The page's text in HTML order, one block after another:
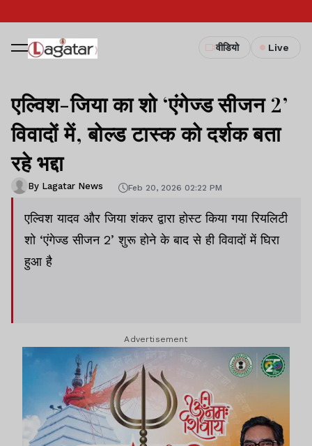
वीडियो Live
एल्विश-जिया का शो ‘एंगेज्ड सीजन 2’
विवादों में, बोल्ड टास्क को दर्शक बता
रहे भद्दा
By Lagatar News Feb 20, 2026 02:22 PM
एल्विश यादव और जिया शंकर द्वारा होस्ट किया गया रियलिटी
शो ‘एंगेज्ड सीजन 2’ शुरू होने के बाद से ही विवादों में घिरा
हुआ है
Advertisement